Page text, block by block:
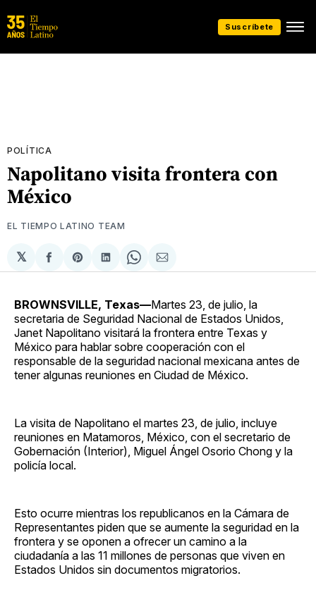
Suscríbete
POLÍTICA
Napolitano visita frontera con
México
EL TIEMPO LATINO TEAM
𝕏
Compartir
en
Share
on
Compartir
en
Share
on
Compartir
via
BROWNSVILLE, Texas—Martes 23, de julio, la
secretaria de Seguridad Nacional de Estados Unidos,
Janet Napolitano visitará la frontera entre Texas y
México para hablar sobre cooperación con el
responsable de la seguridad nacional mexicana antes de
tener algunas reuniones en Ciudad de México.
La visita de Napolitano el martes 23, de julio, incluye
reuniones en Matamoros, México, con el secretario de
Gobernación (Interior), Miguel Ángel Osorio Chong y la
policía local.
Esto ocurre mientras los republicanos en la Cámara de
Representantes piden que se aumente la seguridad en la
frontera y se oponen a ofrecer un camino a la
ciudadanía a las 11 millones de personas que viven en
Estados Unidos sin documentos migratorios.